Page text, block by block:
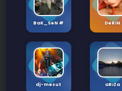
BaK_SeN # DeRiN
dj-mesut aRıZa